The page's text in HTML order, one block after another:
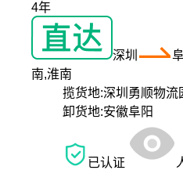
4年
深圳
南,淮南
揽货地:深圳勇顺物流
卸货地:安徽阜阳
已认证